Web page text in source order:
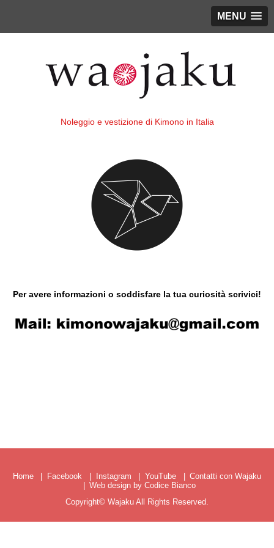
MENU
Noleggio e vestizione di Kimono in Italia
Per avere informazioni o soddisfare la tua curiosità scrivici!
Home Facebook Instagram YouTube
Contatti con Wajaku
Web design by Codice Bianco
Copyright© Wajaku All Rights Reserved.